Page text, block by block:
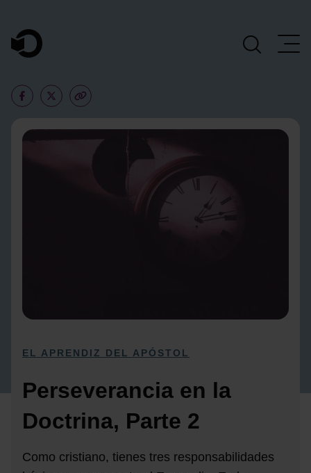
Navegación Principal
EL APRENDIZ DEL APÓSTOL
Perseverancia en la
Doctrina, Parte 2
Como cristiano, tienes tres responsabilidades